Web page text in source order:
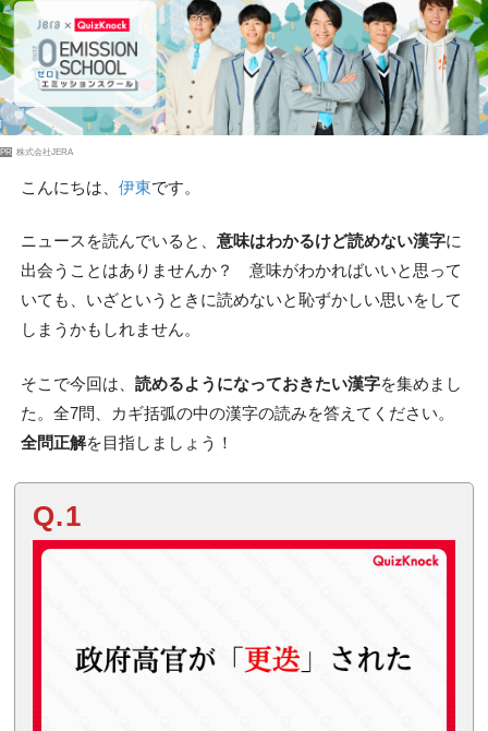
PR 株式会社JERA
こんにちは、 伊東です。
ニュースを読んでいると、 意味はわかるけど読めない漢字に
出会うことはありませんか？ 意味がわかればいいと思って
いても、いざというときに読めないと恥ずかしい思いをして
しまうかもしれません。
そこで今回は、 読めるようになっておきたい漢字を集めまし
た。全7問、カギ括弧の中の漢字の読みを答えてください。
全問正解を目指しましょう！
Q.1